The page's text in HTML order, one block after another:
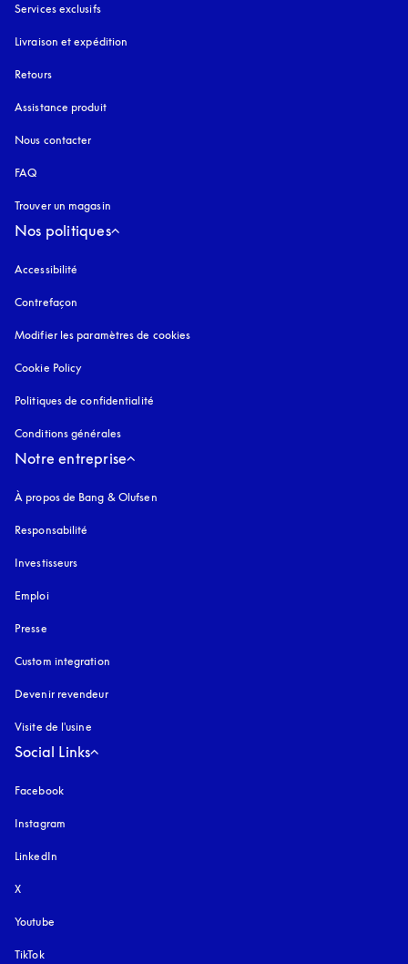
Services exclusifs
Livraison et expédition
Retours
Assistance produit
Nous contacter
FAQ
Trouver un magasin
Nos politiques
Accessibilité
Contrefaçon
Modifier les paramètres de cookies
Cookie Policy
Politiques de confidentialité
Conditions générales
Notre entreprise
À propos de Bang & Olufsen
Responsabilité
Investisseurs
Emploi
Presse
Custom integration
Devenir revendeur
Visite de l'usine
Social Links
Facebook
Instagram
LinkedIn
X
Youtube
TikTok